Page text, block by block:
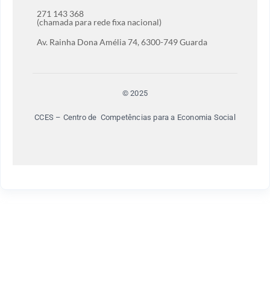
271 143 368
(chamada para rede fixa nacional)
Av. Rainha Dona Amélia 74, 6300-749 Guarda
© 2025
CCES – Centro de Competências para a Economia Social